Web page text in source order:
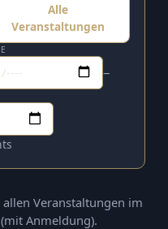
Alle
Veranstaltungen
–
allen Veranstaltungen im
Anmeldung).